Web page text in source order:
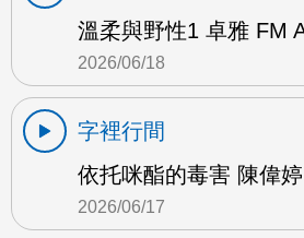
溫柔與野性1 卓雅 FM
2026/06/18
字裡行間
依托咪酯的毒害 陳偉
2026/06/17